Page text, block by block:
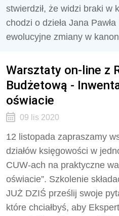
stwierdził, że widzi braki w
chodzi o dzieła Jana
ewolucyjne zmiany w
Warsztaty on-line z
Budżetową -
oświacie
09 lis 2020
12 listopada zapraszamy
działów księgowości w
CUW-ach na praktyczne
oświacie”. Szkolenie
JUŻ DZIŚ prześlij swoje
które chciałbyś, aby